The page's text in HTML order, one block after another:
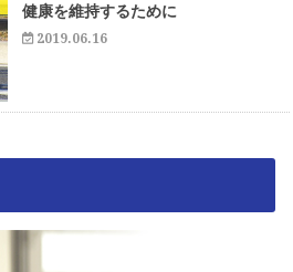
健康を維持するために
2019.06.16